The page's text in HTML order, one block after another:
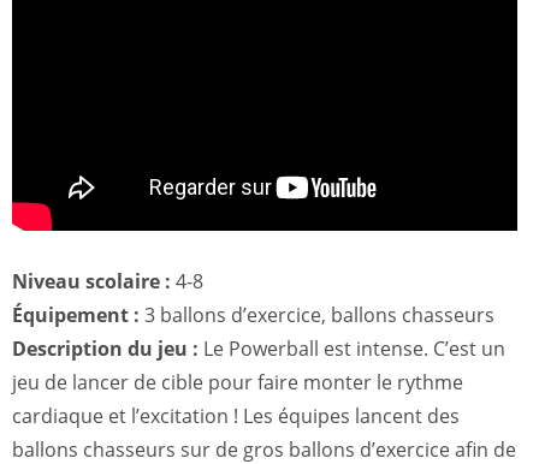
Niveau scolaire : 4-8
Équipement : 3 ballons d’exercice, ballons chasseurs
Description du jeu : Le Powerball est intense. C’est un
jeu de lancer de cible pour faire monter le rythme
cardiaque et l’excitation ! Les équipes lancent des
ballons chasseurs sur de gros ballons d’exercice afin de